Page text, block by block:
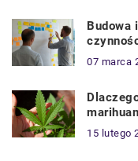
Budowa
07 marca
15 lutego